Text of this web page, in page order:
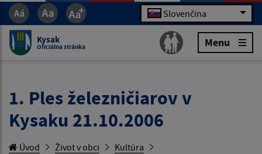
Slovenčina
Kysak
Oficiálna stránka Menu
1. Ples železničiarov v
Kysaku 21.10.2006
Úvod Život v obci
Kultúra